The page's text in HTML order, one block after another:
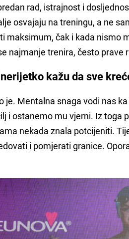
rad, istrajnost i
osvajaju na treningu, a ne
maksimum, čak i kada nismo
najmanje trenira, često prave
kažu da sve
je. Mentalna snaga vodi nas
i ostanemo mu vjerni. Iz toga
nekada znala potcijeniti.
i pomjerati granice.